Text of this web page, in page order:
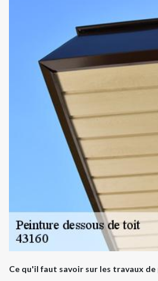
Ce qu'il faut savoir sur les travaux